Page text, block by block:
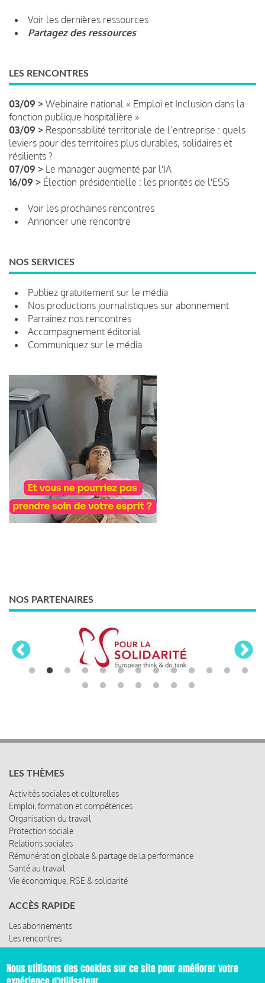
Voir les dernières ressources
Partagez des ressources
LES RENCONTRES
03/09 > Webinaire national « Emploi et Inclusion dans la
fonction publique hospitalière »
03/09 > Responsabilité territoriale de l’entreprise : quels
leviers pour des territoires plus durables, solidaires et
résilients ?
07/09 > Le manager augmenté par l'IA
16/09 > Élection présidentielle : les priorités de l'ESS
Voir les prochaines rencontres
Annoncer une rencontre
NOS SERVICES
Publiez gratuitement sur le média
Nos productions journalistiques sur abonnement
Parrainez nos rencontres
Accompagnement éditorial
Communiquez sur le média
NOS PARTENAIRES
LES THÈMES
Activités sociales et culturelles
Emploi, formation et compétences
Organisation du travail
Protection sociale
Relations sociales
Rémunération globale & partage de la performance
Santé au travail
Vie économique, RSE & solidarité
ACCÈS RAPIDE
Les abonnements
Les rencontres
Les ressources
Nous utilisons des cookies sur ce site pour améliorer votre